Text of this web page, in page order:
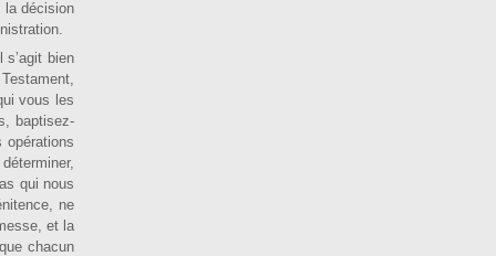
la décision
s’agit bien
vous les
baptisez-
opérations
qui nous
ne
et la
chacun